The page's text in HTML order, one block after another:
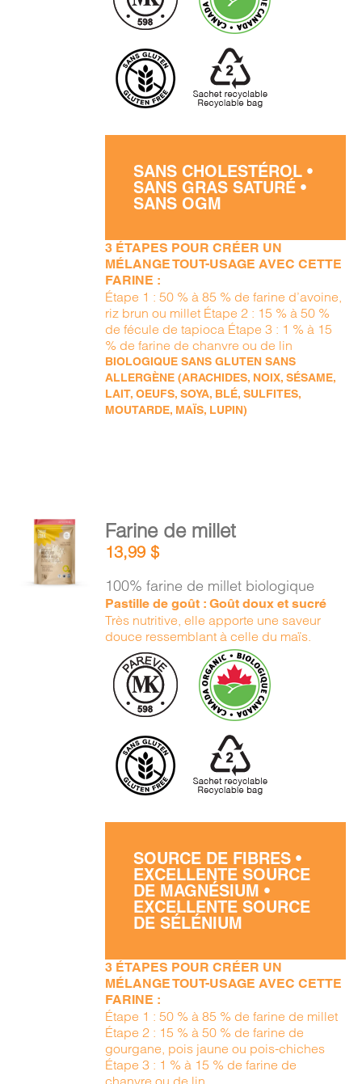
SANS CHOLESTÉROL •
SANS GRAS SATURÉ •
SANS OGM
3 ÉTAPES POUR CRÉER UN
MÉLANGE TOUT-USAGE AVEC CETTE
FARINE :
Étape 1 : 50 % à 85 % de farine d’avoine,
riz brun ou millet Étape 2 : 15 % à 50 %
de fécule de tapioca Étape 3 : 1 % à 15
% de farine de chanvre ou de lin
BIOLOGIQUE SANS GLUTEN SANS
ALLERGÈNE (ARACHIDES, NOIX, SÉSAME,
LAIT, OEUFS, SOYA, BLÉ, SULFITES,
MOUTARDE, MAÏS, LUPIN)
AJOUTER
AU
PANIER
Farine de millet
13,99$
100% farine de millet biologique
Pastille de goût : Goût doux et sucré
Très nutritive, elle apporte une saveur
douce ressemblant à celle du maïs.
SOURCE DE FIBRES •
EXCELLENTE SOURCE
DE MAGNÉSIUM •
EXCELLENTE SOURCE
DE SÉLÉNIUM
3 ÉTAPES POUR CRÉER UN
MÉLANGE TOUT-USAGE AVEC CETTE
FARINE :
Étape 1 : 50 % à 85 % de farine de millet
Étape 2 : 15 % à 50 % de farine de
gourgane, pois jaune ou pois-chiches
Étape 3 : 1 % à 15 % de farine de
chanvre ou de lin